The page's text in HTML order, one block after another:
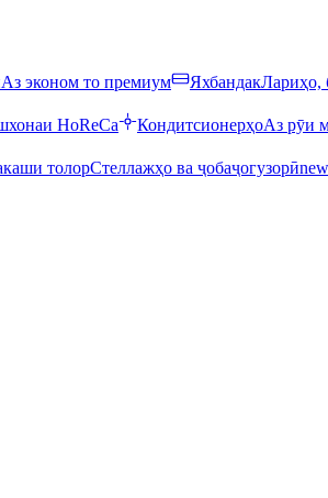
Аз эконом то премиум ЯхбандакЛариҳо,
HoReCa КондитсионерҳоАз рӯи
толорСтеллажҳо ва ҷобаҷогузорӣnew